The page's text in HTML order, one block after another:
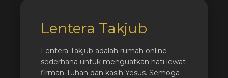
Lentera Takjub
Lentera Takjub adalah rumah online
sederhana untuk menguatkan hati lewat
firman Tuhan dan kasih Yesus. Semoga